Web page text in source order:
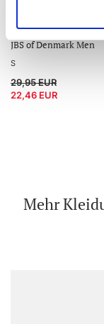
Ausschnitt, Navy
JBS of Denmark Men
S
29,95 EUR
22,46 EUR
Mehr